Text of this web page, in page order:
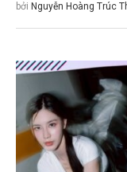
bởi Nguyễn Hoàng Trúc